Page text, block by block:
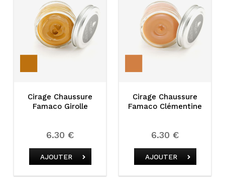
Cirage Chaussure
Famaco Girolle
6.30 €
AJOUTER
Cirage Chaussure
Famaco Clémentine
6.30 €
AJOUTER